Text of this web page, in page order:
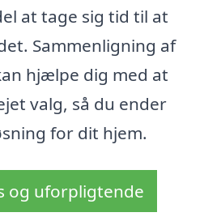
at tage sig tid til at
Sammenligning af
hjælpe dig med at
valg, så du ender
for dit hjem.
og uforpligtende